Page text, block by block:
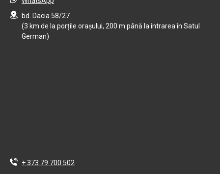
bd. Dacia 58/27
(3 km de la porțile orașului, 200 m până la întrarea în Satul
German)
+ 373 79 700 502